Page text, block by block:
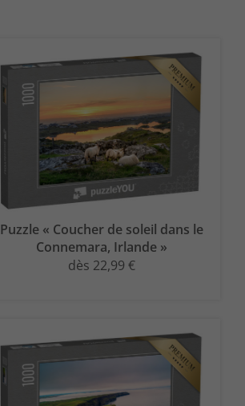
Puzzle « Coucher de soleil dans le
Connemara, Irlande »
dès 22,99 €